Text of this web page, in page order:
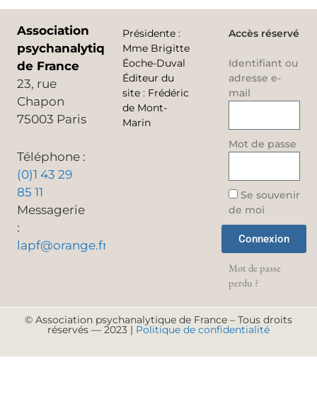
Association
psychanalytique
de France
23, rue
Chapon
75003 Paris
Téléphone :
(0)1 43 29
85 11
Messagerie
:
lapf@orange.fr
Présidente :
Mme Brigitte
Éoche-Duval
Éditeur du
site : Frédéric
de Mont-
Marin
Accès réservé
Identifiant ou
adresse e-
mail
Mot de passe
Se souvenir
de moi
Connexion
Mot de passe
perdu ?
© Association psychanalytique de France – Tous droits
réservés — 2023 | Politique de confidentialité